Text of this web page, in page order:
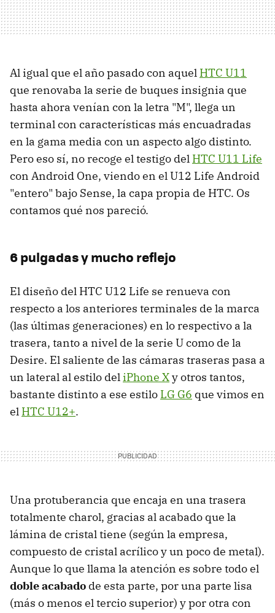
Al igual que el año pasado con aquel HTC U11
que renovaba la serie de buques insignia que
hasta ahora venían con la letra "M", llega un
terminal con características más encuadradas
en la gama media con un aspecto algo distinto.
Pero eso sí, no recoge el testigo del HTC U11 Life
con Android One, viendo en el U12 Life Android
"entero" bajo Sense, la capa propia de HTC. Os
contamos qué nos pareció.
6 pulgadas y mucho reflejo
El diseño del HTC U12 Life se renueva con
respecto a los anteriores terminales de la marca
(las últimas generaciones) en lo respectivo a la
trasera, tanto a nivel de la serie U como de la
Desire. El saliente de las cámaras traseras pasa a
un lateral al estilo deliPhone Xy otros tantos,
bastante distinto a ese estilo LG G6 que vimos en
el HTC U12+.
Una protuberancia que encaja en una trasera
totalmente charol, gracias al acabado que la
lámina de cristal tiene (según la empresa,
compuesto de cristal acrílico y un poco de metal).
Aunque lo que llama la atención es sobre todo el
doble acabado de esta parte, por una parte lisa
(más o menos el tercio superior) y por otra con